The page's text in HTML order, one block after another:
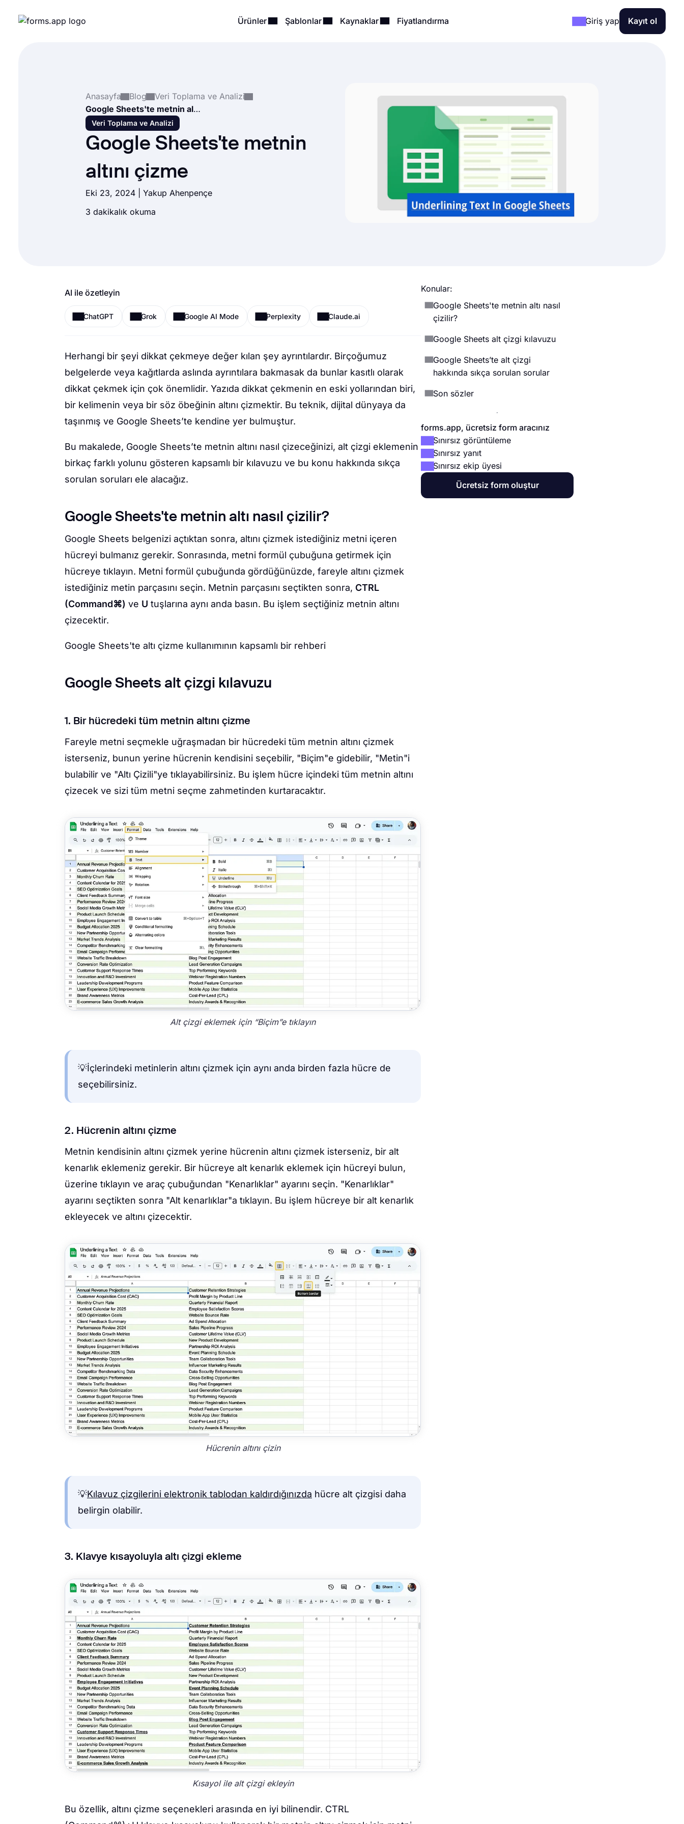
Ürünler Şablonlar Kaynaklar Fiyatlandırma Giriş yap Kayıt ol
Anasayfa Blog
Veri Toplama ve Analizi
Google Sheets'te metnin altını çizme
Veri Toplama ve Analizi
Google Sheets'te metnin
altını çizme
Eki 23, 2024 | Yakup Ahenpençe
3 dakikalık okuma
AI ile özetleyin
ChatGPT Grok Google AI Mode Perplexity Claude.ai
Herhangi bir şeyi dikkat çekmeye değer kılan şey ayrıntılardır. Birçoğumuz
belgelerde veya kağıtlarda aslında ayrıntılara bakmasak da bunlar kasıtlı olarak
dikkat çekmek için çok önemlidir. Yazıda dikkat çekmenin en eski yollarından biri,
bir kelimenin veya bir söz öbeğinin altını çizmektir. Bu teknik, dijital dünyaya da
taşınmış ve Google Sheets’te kendine yer bulmuştur.
Bu makalede, Google Sheets’te metnin altını nasıl çizeceğinizi, alt çizgi eklemenin
birkaç farklı yolunu gösteren kapsamlı bir kılavuzu ve bu konu hakkında sıkça
sorulan soruları ele alacağız.
Google Sheets'te metnin altı nasıl çizilir?
Google Sheets belgenizi açtıktan sonra, altını çizmek istediğiniz metni içeren
hücreyi bulmanız gerekir. Sonrasında, metni formül çubuğuna getirmek için
hücreye tıklayın. Metni formül çubuğunda gördüğünüzde, fareyle altını çizmek
istediğiniz metin parçasını seçin. Metnin parçasını seçtikten sonra, CTRL
(Command⌘) ve U tuşlarına aynı anda basın. Bu işlem seçtiğiniz metnin altını
çizecektir.
Google Sheets'te altı çizme kullanımının kapsamlı bir rehberi
Google Sheets alt çizgi kılavuzu
1. Bir hücredeki tüm metnin altını çizme
Fareyle metni seçmekle uğraşmadan bir hücredeki tüm metnin altını çizmek
isterseniz, bunun yerine hücrenin kendisini seçebilir, "Biçim"e gidebilir, "Metin"i
bulabilir ve "Altı Çizili"ye tıklayabilirsiniz. Bu işlem hücre içindeki tüm metnin altını
çizecek ve sizi tüm metni seçme zahmetinden kurtaracaktır.
Alt çizgi eklemek için “Biçim”e tıklayın
💡İçlerindeki metinlerin altını çizmek için aynı anda birden fazla hücre de
seçebilirsiniz.
2. Hücrenin altını çizme
Metnin kendisinin altını çizmek yerine hücrenin altını çizmek isterseniz, bir alt
kenarlık eklemeniz gerekir. Bir hücreye alt kenarlık eklemek için hücreyi bulun,
üzerine tıklayın ve araç çubuğundan "Kenarlıklar" ayarını seçin. "Kenarlıklar"
ayarını seçtikten sonra "Alt kenarlıklar"a tıklayın. Bu işlem hücreye bir alt kenarlık
ekleyecek ve altını çizecektir.
Hücrenin altını çizin
💡Kılavuz çizgilerini elektronik tablodan kaldırdığınızda hücre alt çizgisi daha
belirgin olabilir.
3. Klavye kısayoluyla altı çizgi ekleme
Kısayol ile alt çizgi ekleyin
Bu özellik, altını çizme seçenekleri arasında en iyi bilinendir. CTRL
Konular:
Google Sheets'te metnin altı nasıl
çizilir?
Google Sheets alt çizgi kılavuzu
Google Sheets’te alt çizgi
hakkında sıkça sorulan sorular
Son sözler
forms.app, ücretsiz form aracınız
Sınırsız görüntüleme
Sınırsız yanıt
Sınırsız ekip üyesi
Ücretsiz form oluştur